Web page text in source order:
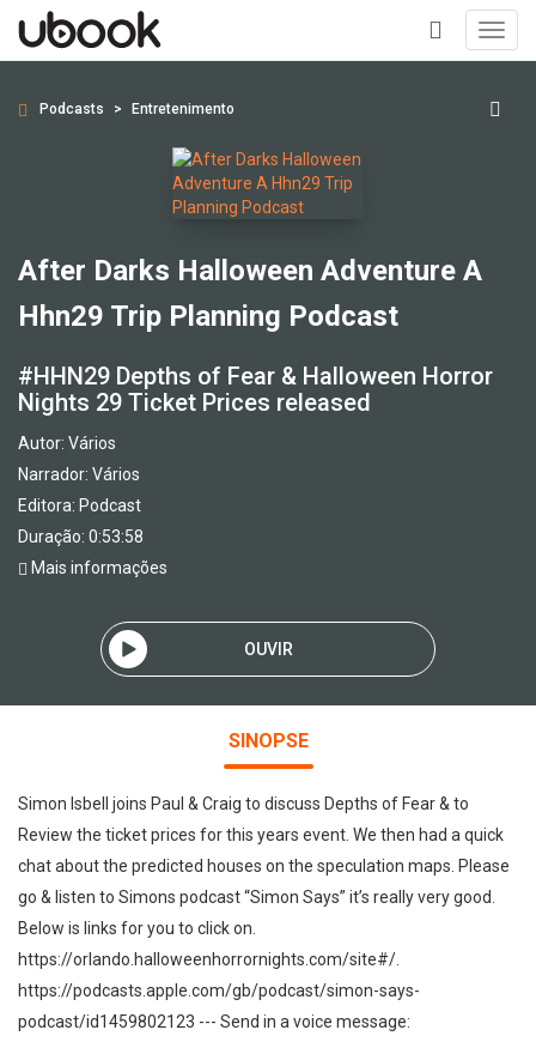
+
Podcasts Entretenimento
After Darks Halloween Adventure A
Hhn29 Trip Planning Podcast
#HHN29 Depths of Fear & Halloween Horror
Nights 29 Ticket Prices released
Autor: Vários
Narrador: Vários
Editora: Podcast
Duração: 0:53:58
Mais informações
OUVIR
SINOPSE
Simon Isbell joins Paul & Craig to discuss Depths of Fear & to
Review the ticket prices for this years event. We then had a quick
chat about the predicted houses on the speculation maps. Please
go & listen to Simons podcast “Simon Says” it’s really very good.
Below is links for you to click on.
https://orlando.halloweenhorrornights.com/site#/.
https://podcasts.apple.com/gb/podcast/simon-says-
podcast/id1459802123 --- Send in a voice message: